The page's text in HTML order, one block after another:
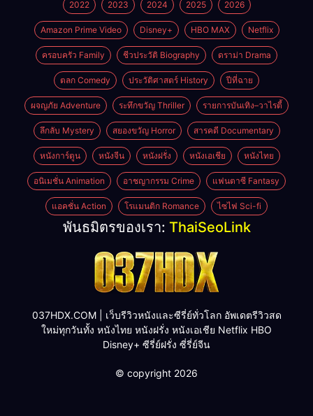
2022 2023 2024 2025 2026
Amazon Prime Video Disney+ HBO MAX Netflix
ครอบครัว Family ชีวประวัติ Biography ดราม่า Drama
ตลก Comedy ประวัติศาสตร์ History ปีที่ฉาย
ผจญภัย Adventure ระทึกขวัญ Thriller รายการบันเทิง–วาไรตี้
ลึกลับ Mystery สยองขวัญ Horror สารคดี Documentary
หนังการ์ตูน หนังจีน หนังฝรั่ง หนังเอเชีย หนังไทย
อนิเมชั่น Animation อาชญากรรม Crime แฟนตาซี Fantasy
แอคชั่น Action โรแมนติก Romance ไซไฟ Sci-fi
พันธมิตรของเรา: ThaiSeoLink
037HDX.COM | เว็บรีวิวหนังและซีรี่ย์ทั่วโลก อัพเดตรีวิวสด
ใหม่ทุกวันทั้ง หนังไทย หนังฝรั่ง หนังเอเชีย Netflix HBO
Disney+ ซีรี่ย์ฝรั่ง ซี่รี่ย์จีน
© copyright 2026